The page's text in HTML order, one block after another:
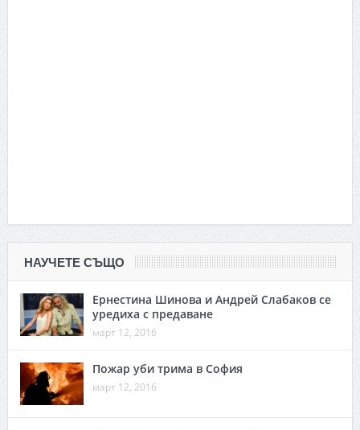
НАУЧЕТЕ СЪЩО
Ернестина Шинова и Андрей Слабаков се
уредиха с предаване
март 12, 2016
Пожар уби трима в София
март 12, 2016